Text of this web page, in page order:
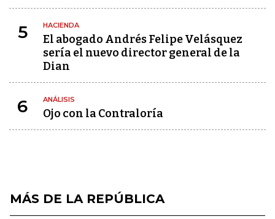
5 HACIENDA
El abogado Andrés Felipe Velásquez
sería el nuevo director general de la
Dian
6 ANÁLISIS
Ojo con la Contraloría
MÁS DE LA REPÚBLICA